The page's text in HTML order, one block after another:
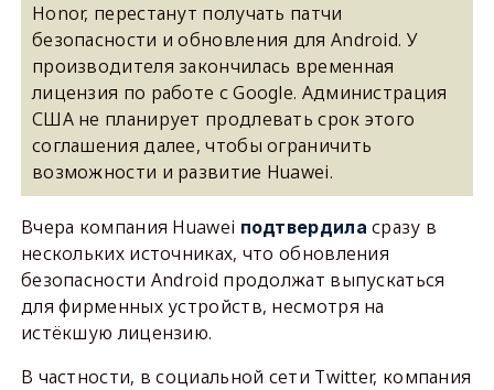
Honor, перестанут получать патчи
безопасности и обновления для Android. У
производителя закончилась временная
лицензия по работе с Google. Администрация
США не планирует продлевать срок этого
соглашения далее, чтобы ограничить
возможности и развитие Huawei.
Вчера компания Huawei подтвердила сразу в
нескольких источниках, что обновления
безопасности Android продолжат выпускаться
для фирменных устройств, несмотря на
истёкшую лицензию.
В частности, в социальной сети Twitter, компания